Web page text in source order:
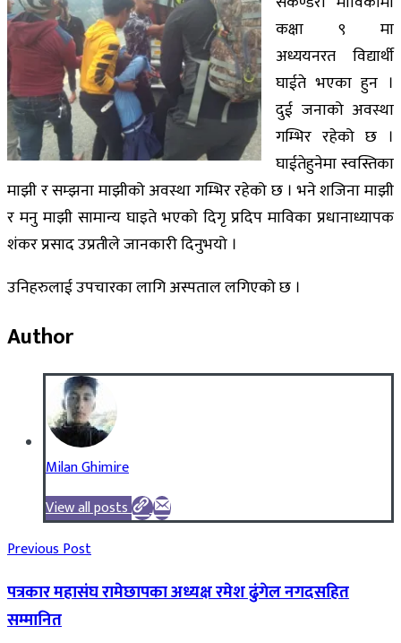
कक्षा ९ मा
अध्ययनरत विद्यार्थी
घाईते भएका हुन ।
दुई जनाको अवस्था
गम्भिर रहेको छ ।
घाईतेहुनेमा स्वस्तिका
माझी र सम्झना माझीको अवस्था गम्भिर रहेको छ । भने शजिना माझी
र मनु माझी सामान्य घाइते भएको दिगृ प्रदिप माविका प्रधानाध्यापक
शंकर प्रसाद उप्रतीले जानकारी दिनुभयो ।
उनिहरुलाई उपचारका लागि अस्पताल लगिएको छ ।
Author
Milan Ghimire
View all posts
Previous Post
पत्रकार महासंघ रामेछापका अध्यक्ष रमेश ढुंगेल नगदसहित
सम्मानित